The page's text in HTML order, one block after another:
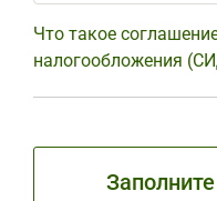
Что такое
налогообложения